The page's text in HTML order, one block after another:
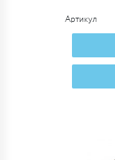
Артикул